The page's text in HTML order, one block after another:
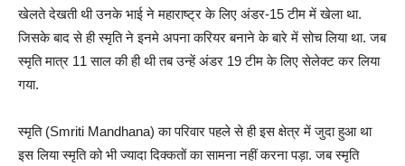
खेलते देखती थी उनके भाई ने महाराष्ट्र के लिए अंडर-15 टीम में खेला था.
जिसके बाद से ही स्मृति ने इनमे अपना करियर बनाने के बारे में सोच लिया था. जब
स्मृति मात्र 11 साल की ही थी तब उन्हें अंडर 19 टीम के लिए सेलेक्ट कर लिया
गया.
स्मृति (Smriti Mandhana) का परिवार पहले से ही इस क्षेत्र में जुदा हुआ था
इस लिया स्मृति को भी ज्यादा दिक्कतों का सामना नहीं करना पड़ा. जब स्मृति